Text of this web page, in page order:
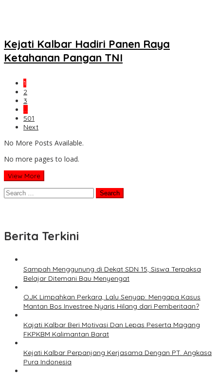
Kejati Kalbar Hadiri Panen Raya
Ketahanan Pangan TNI
1
2
3
…
501
Next
No More Posts Available.
No more pages to load.
View More
Search
for:
Berita Terkini
Sampah Menggunung di Dekat SDN 15, Siswa Terpaksa
Belajar Ditemani Bau Menyengat
OJK Limpahkan Perkara, Lalu Senyap: Mengapa Kasus
Mantan Bos Investree Nyaris Hilang dari Pemberitaan?
Kajati Kalbar Beri Motivasi Dan Lepas Peserta Magang
FKPKBM Kalimantan Barat
Kejati Kalbar Perpanjang Kerjasama Dengan PT. Angkasa
Pura Indonesia